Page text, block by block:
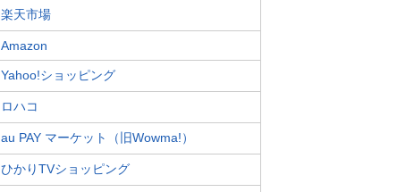
楽天市場
Amazon
Yahoo!ショッピング
ロハコ
au PAY マーケット（旧Wowma!）
ひかりTVショッピング